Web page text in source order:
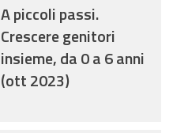
A piccoli passi.
Crescere genitori
insieme, da 0 a 6 anni
(ott 2023)